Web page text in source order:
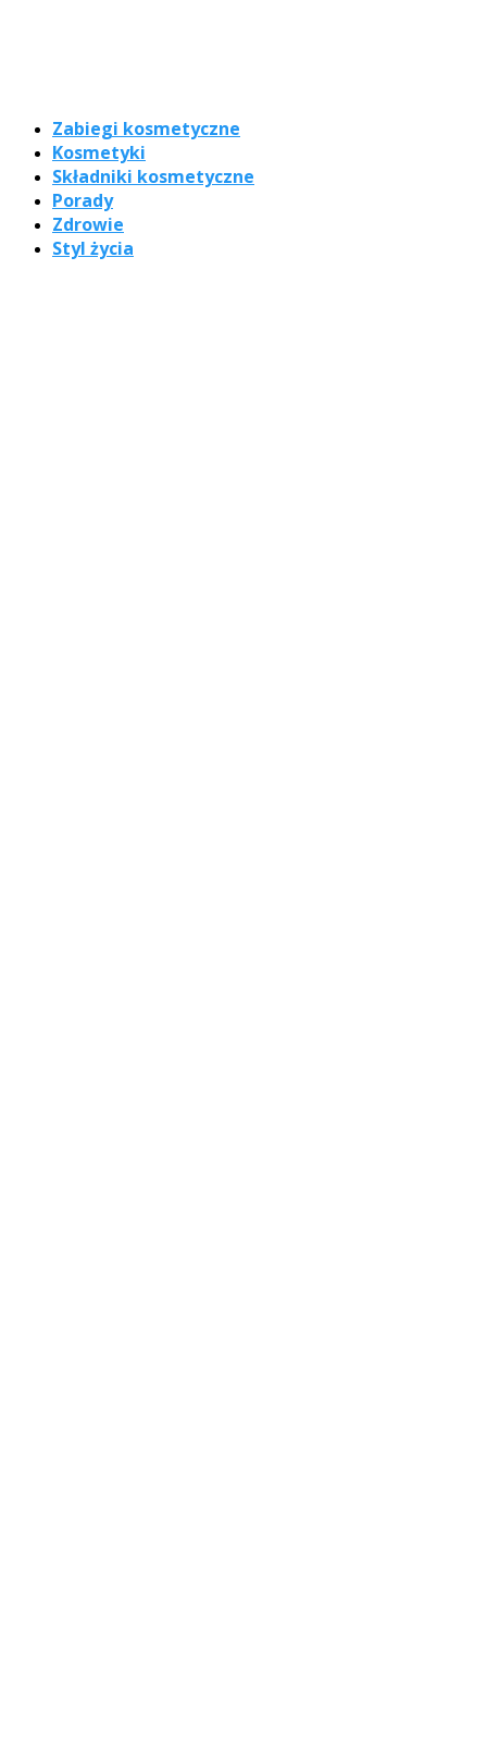
Zabiegi kosmetyczne
Kosmetyki
Składniki kosmetyczne
Porady
Zdrowie
Styl życia